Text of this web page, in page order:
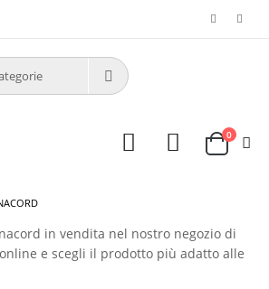
0
in vendita nel nostro negozio di
e scegli il prodotto più adatto alle